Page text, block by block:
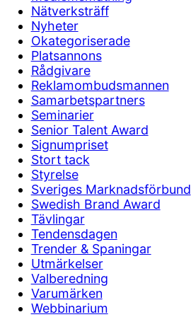
Nätverksträff
Nyheter
Okategoriserade
Platsannons
Rådgivare
Reklamombudsmannen
Samarbetspartners
Seminarier
Senior Talent Award
Signumpriset
Stort tack
Styrelse
Sveriges Marknadsförbund
Swedish Brand Award
Tävlingar
Tendensdagen
Trender & Spaningar
Utmärkelser
Valberedning
Varumärken
Webbinarium